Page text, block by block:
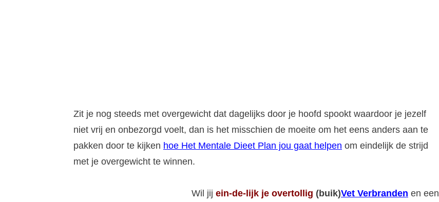
Zit je nog steeds met overgewicht dat dagelijks door je hoofd spookt waardoor je jezelf
niet vrij en onbezorgd voelt, dan is het misschien de moeite om het eens anders aan te
pakken door te kijken hoe Het Mentale Dieet Plan jou gaat helpen om eindelijk de strijd
met je overgewicht te winnen.
Wil jij ein-de-lijk je overtollig (buik)Vet Verbranden en een